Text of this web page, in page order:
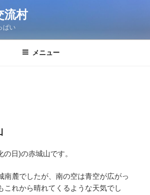
流村
ぱい
メニュー
日)の赤城山です。
南麓でしたが、南の空は青空が広がっ
これから晴れてくるような天気でし